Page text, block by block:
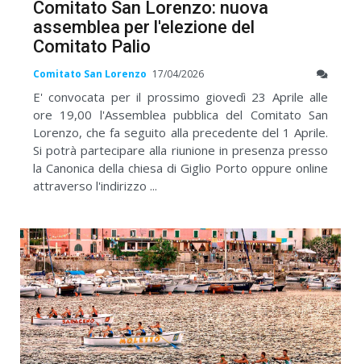
Comitato San Lorenzo: nuova
assemblea per l'elezione del
Comitato Palio
Comitato San Lorenzo 17/04/2026
E' convocata per il prossimo giovedì 23 Aprile alle
ore 19,00 l'Assemblea pubblica del Comitato San
Lorenzo, che fa seguito alla precedente del 1 Aprile.
Si potrà partecipare alla riunione in presenza presso
la Canonica della chiesa di Giglio Porto oppure online
attraverso l'indirizzo ...